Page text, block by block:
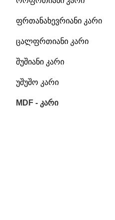
ფრთანახევრიანი კარი
ცალფრთიანი კარი
შუშიანი კარი
უშუშო კარი
MDF - კარი